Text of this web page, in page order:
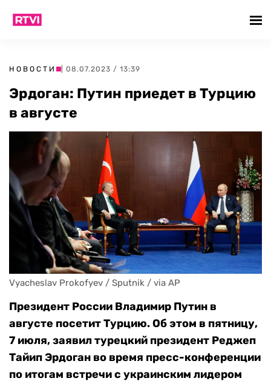
НОВОСТИ | 08.07.2023 / 13:39
Эрдоган: Путин приедет в Турцию
в августе
Vyacheslav Prokofyev / Sputnik / via AP
Президент России Владимир Путин в
августе посетит Турцию. Об этом в пятницу,
7 июля, заявил турецкий президент Реджеп
Тайип Эрдоган во время пресс-конференции
по итогам встречи с украинским лидером